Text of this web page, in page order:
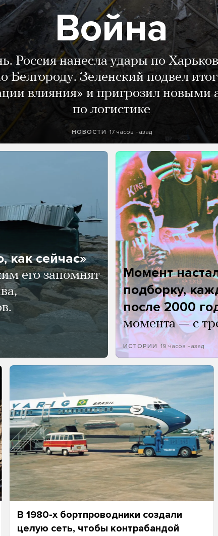
Война
Россия нанесла удары по
Белгороду. Зеленский подвел
влияния» и пригрозил новыми
по логистике
НОВОСТИ 17 часов назад
как сейчас»
его запомнят
Момент
подборку,
после 2000
момента — с
ИСТОРИИ 19 часов назад
В 1980-х бортпроводники создали
целую сеть, чтобы контрабандой